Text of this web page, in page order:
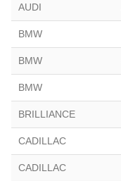
AUDI
BMW
BMW
BMW
BRILLIANCE
CADILLAC
CADILLAC